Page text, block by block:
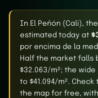
In El Peñón (Cali),
estimated today at
por encima de la
Half the market falls
$32.063/m²; the
to $41.094/m².
the map for free,